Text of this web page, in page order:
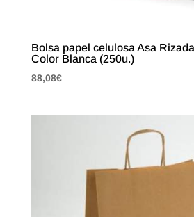
Bolsa papel celulosa Asa
Color Blanca (250u.)
88,08€